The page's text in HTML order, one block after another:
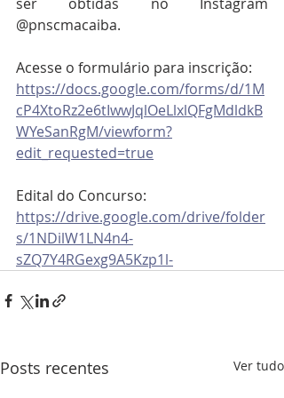
@pnscmacaiba.
Acesse o formulário para inscrição:
https://docs.google.com/forms/d/1M
cP4XtoRz2e6tIwwJqlOeLlxlQFgMdldkB
WYeSanRgM/viewform?
edit_requested=true
Edital do Concurso:
https://drive.google.com/drive/folder
s/1NDilW1LN4n4-
sZQ7Y4RGexg9A5Kzp1l-
Posts recentes Ver tudo